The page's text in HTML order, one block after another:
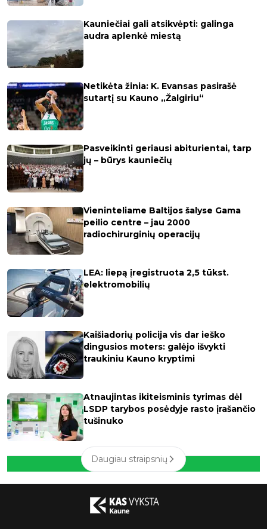
Kauniečiai gali atsikvėpti: galinga
audra aplenkė miestą
Netikėta žinia: K. Evansas pasirašė
sutartį su Kauno „Žalgiriu“
Pasveikinti geriausi abiturientai, tarp
jų – būrys kauniečių
Vieninteliame Baltijos šalyse Gama
peilio centre – jau 2000
radiochirurginių operacijų
LEA: liepą įregistruota 2,5 tūkst.
elektromobilių
Kaišiadorių policija vis dar ieško
dingusios moters: galėjo išvykti
traukiniu Kauno kryptimi
Atnaujintas ikiteisminis tyrimas dėl
LSDP tarybos posėdyje rasto įrašančio
tušinuko
Daugiau straipsnių